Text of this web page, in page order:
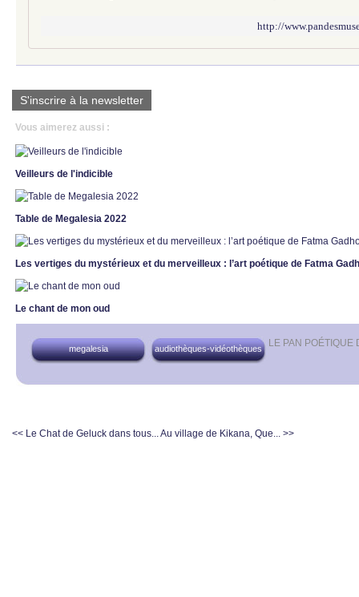
http://
S'inscrire à la newsletter
Vous aimerez aussi :
Veilleurs de l'indicible
Table de Megalesia 2022
Les vertiges du mystérieux et du merveilleux : l’art poétique de Fatma
Le chant de mon oud
LE PAN
megalesia audiothèques-vidéothèques
<< Le Chat de Geluck dans tous...Au village de Kikana, Que... >>